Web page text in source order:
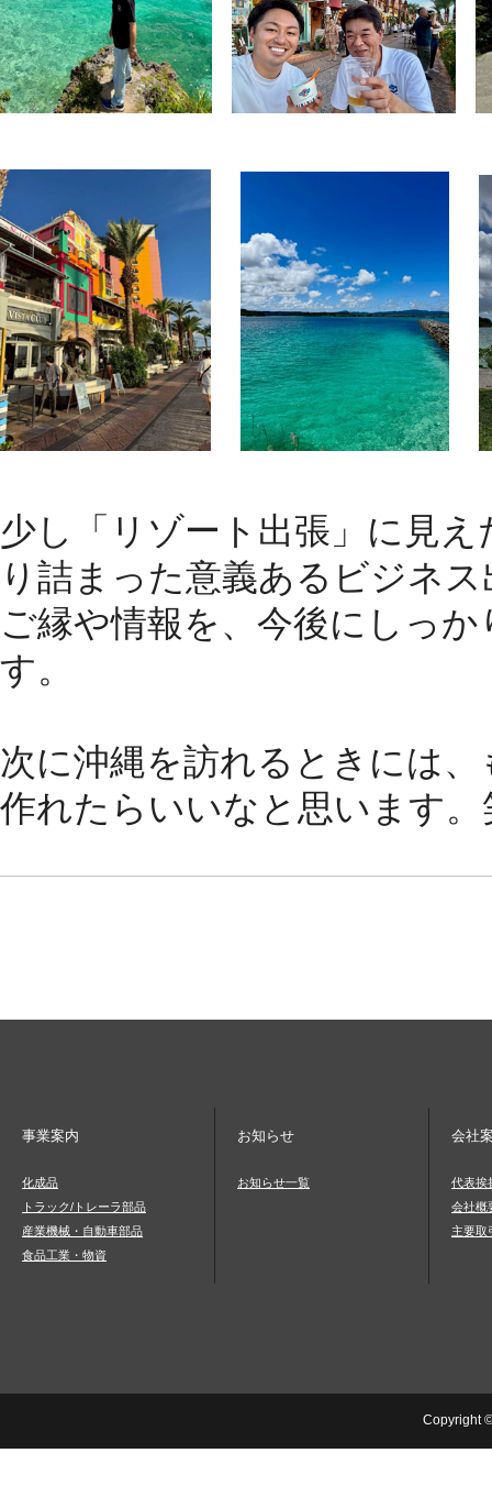
少し「リゾート出張」に見
り詰まった意義あるビジネ
ご縁や情報を、今後にしっ
す。
次に沖縄を訪れるときには
作れたらいいなと思います。
事業案内
化成品
トラック/トレーラ部品
産業機械・自動車部品
食品工業・物資
お知らせ
お知らせ一覧
会社
代表挨
会社概
主要取
Copyright